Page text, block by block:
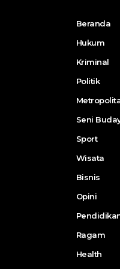
Beranda
Hukum
Kriminal
Politik
Seni
Sport
Wisata
Bisnis
Opini
Ragam
Health